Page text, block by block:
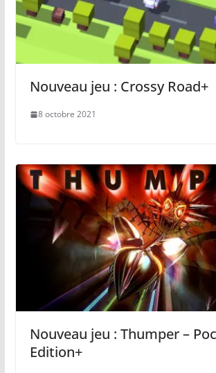
Nouveau jeu : Crossy Road+
8 octobre 2021
Nouveau jeu : Thumper –
Edition+